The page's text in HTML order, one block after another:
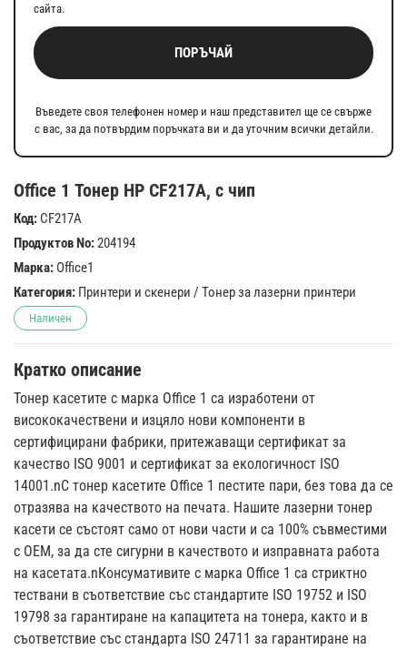
Office 1 Тонер HP CF217A, с чип
Код: CF217A
Продуктов No:204194
Марка: Office1
Категория: Принтери и скенери / Тонер за лазерни принтери
Наличен
Кратко описание
Тонер касетите с марка Office 1 са изработени от
висококачествени и изцяло нови компоненти в
сертифицирани фабрики, притежаващи сертификат за
качество ISO 9001 и сертификат за екологичност ISO
14001.nС тонер касетите Office 1 пестите пари, без това да се
отразява на качеството на печата. Нашите лазерни тонер
касети се състоят само от нови части и са 100% съвместими
с OEM, за да сте сигурни в качеството и изправната работа
на касетата.nКонсумативите с марка Office 1 са стриктно
тествани в съответствие със стандартите ISO 19752 и ISO
19798 за гарантиране на капацитета на тонера, както и в
съответствие със стандарта ISO 24711 за гарантиране на
сайта.
ПОРЪЧАЙ
Въведете своя телефонен номер и наш представител ще се свърже
с вас, за да потвърдим поръчката ви и да уточним всички детайли.